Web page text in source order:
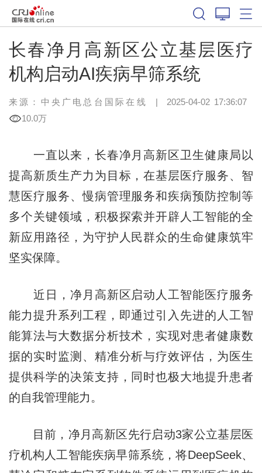
长春净月高新区公立基层医疗
机构启动AI疾病早筛系统
来源：中央广电总台国际在线 | 2025-04-02 17:36:07
10.0万
一直以来，长春净月高新区卫生健康局以
提高新质生产力为目标，在基层医疗服务、智
慧医疗服务、慢病管理服务和疾病预防控制等
多个关键领域，积极探索并开辟人工智能的全
新应用路径，为守护人民群众的生命健康筑牢
坚实保障。
近日，净月高新区启动人工智能医疗服务
能力提升系列工程，即通过引入先进的人工智
能算法与大数据分析技术，实现对患者健康数
据的实时监测、精准分析与疗效评估，为医生
提供科学的决策支持，同时也极大地提升患者
的自我管理能力。
目前，净月高新区先行启动3家公立基层医
疗机构人工智能疾病早筛系统，将DeepSeek、